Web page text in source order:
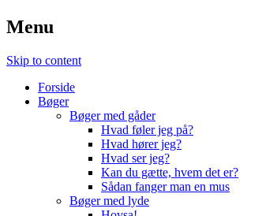
Menu
Skip to content
Forside
Bøger
Bøger med gåder
Hvad føler jeg på?
Hvad hører jeg?
Hvad ser jeg?
Kan du gætte, hvem det er?
Sådan fanger man en mus
Bøger med lyde